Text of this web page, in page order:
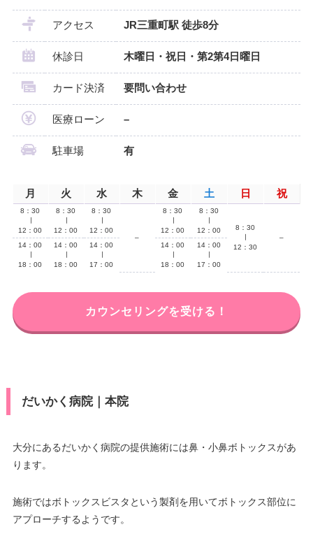
アクセス JR三重町駅 徒歩8分
休診日 木曜日・祝日・第2第4日曜日
カード決済 要問い合わせ
医療ローン –
駐車場 有
月 火 水 木 金 土 日 祝
8：30
12：00
8：30
12：00
8：30
12：00
–
8：30
12：00
8：30
12：00
8：30
12：30
–
14：00
18：00
14：00
18：00
14：00
17：00
14：00
18：00
14：00
17：00
カウンセリングを受ける！
だいかく病院｜本院
大分にあるだいかく病院の提供施術には鼻・小鼻ボトックスがあ
ります。
施術ではボトックスビスタという製剤を用いてボトックス部位に
アプローチするようです。